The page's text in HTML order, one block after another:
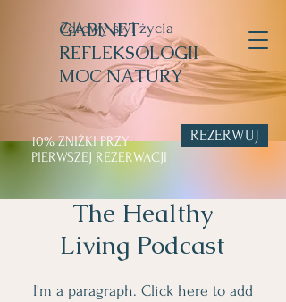
Zdrowy styl życia
GABINET
REFLEKSOLOGII
MOC NATURY
10% ZNIŹKI PRZY
PIERWSZEJ REZERWACJI
REZERWUJ
The Healthy
Living Podcast
I'm a paragraph. Click here to add